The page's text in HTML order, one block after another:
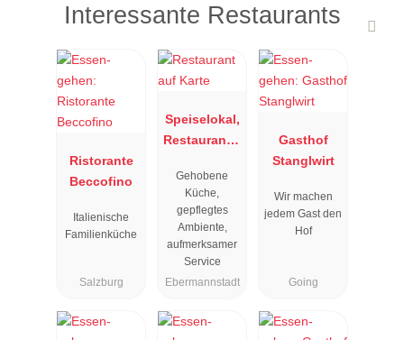
Interessante Restaurants
Ristorante
Beccofino
Italienische
Familienküche
Salzburg
Speiselokal,
Restaurant "
"
Gehobene
Küche,
gepflegtes
Ambiente,
aufmerksamer
Service
Ebermannstadt
Gasthof
Stanglwirt
Wir machen
jedem Gast den
Hof
Going